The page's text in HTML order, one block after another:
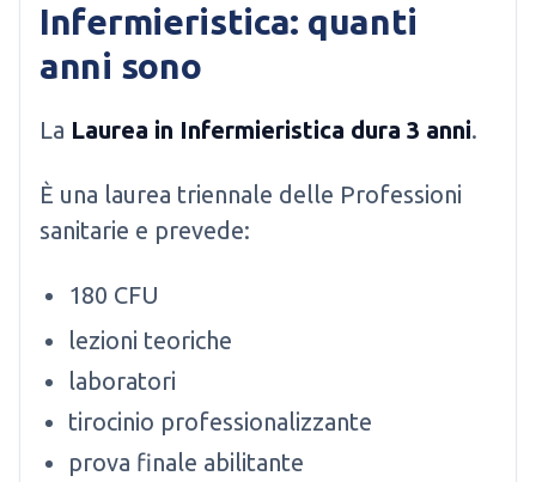
Infermieristica: quanti
anni sono
La Laurea in Infermieristica dura 3 anni.
È una laurea triennale delle Professioni
sanitarie e prevede:
180 CFU
lezioni teoriche
laboratori
tirocinio professionalizzante
prova finale abilitante